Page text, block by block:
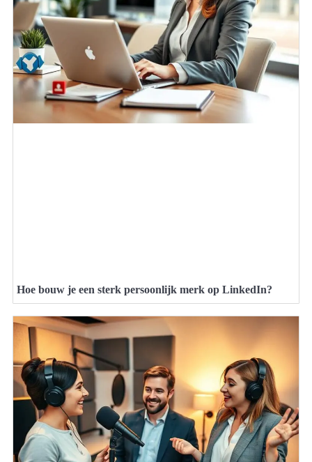
Hoe bouw je een sterk persoonlijk merk op LinkedIn?